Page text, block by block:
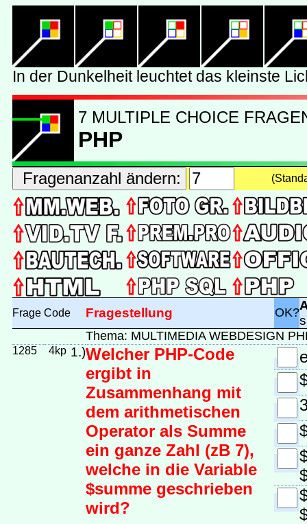
7 MULTIPLE CHOICE
PHP
Frage Code Fragestellung OK?
Thema: MULTIMEDIA WEBDESIGN
1285 4kp 1.)Welcher PHP-Code
ergibt in
Zusammenhang mit
dem arithmetischen
Operator als Summe
ein ganze Zahl (zB 7),
welche in die Variable
$summe geschrieben
wird?